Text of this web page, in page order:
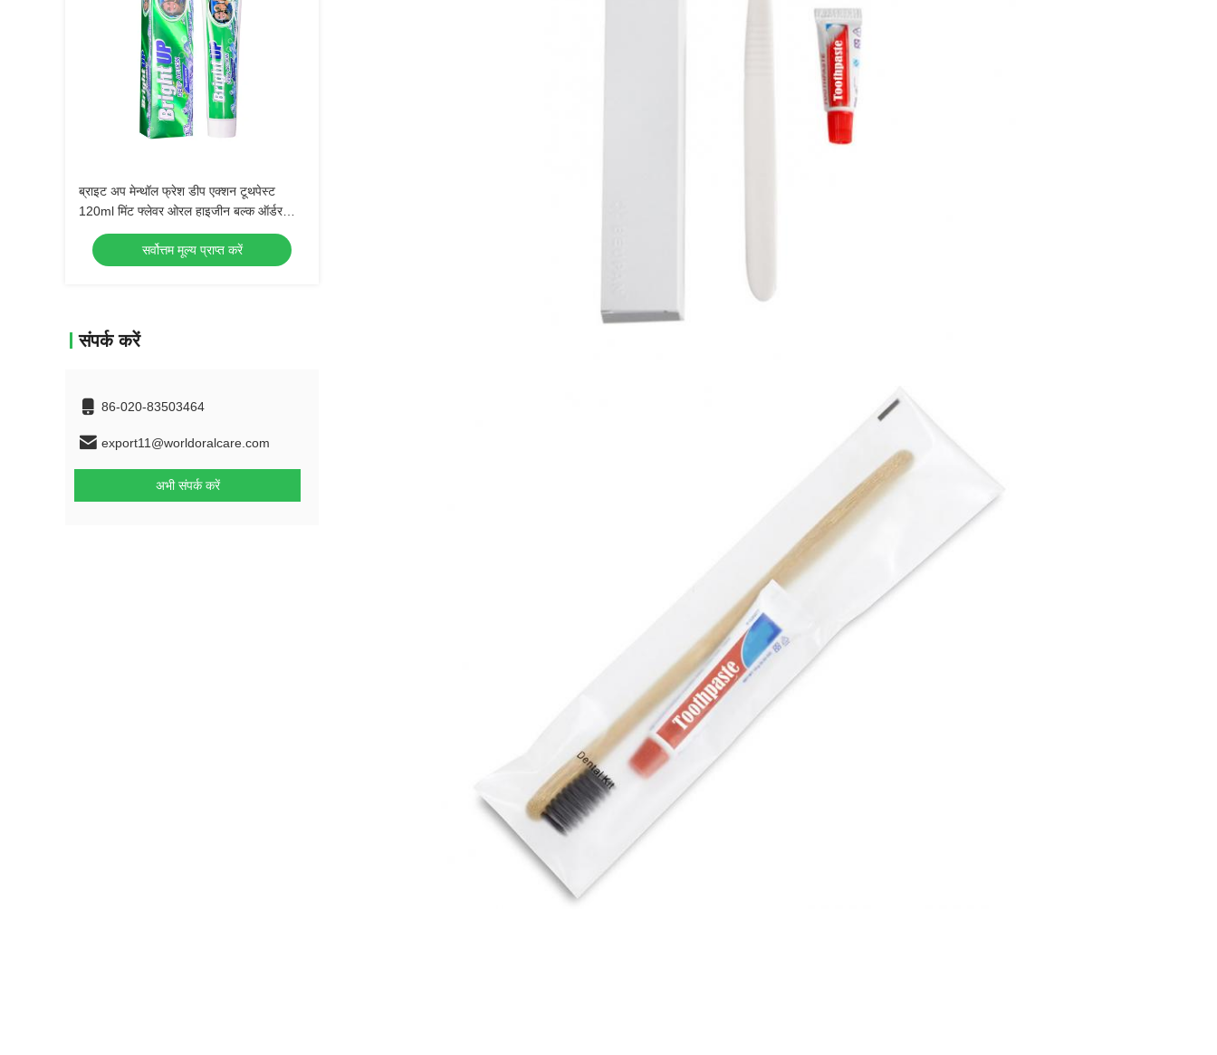
ब्राइट अप मेन्थॉल फ्रेश डीप एक्शन टूथपेस्ट
120ml मिंट फ्लेवर ओरल हाइजीन बल्क ऑर्डर
होलसेल डेंटल केयर उत्पाद
सर्वोत्तम मूल्य प्राप्त करें
संपर्क करें
86-020-83503464
export11@worldoralcare.com
अभी संपर्क करें